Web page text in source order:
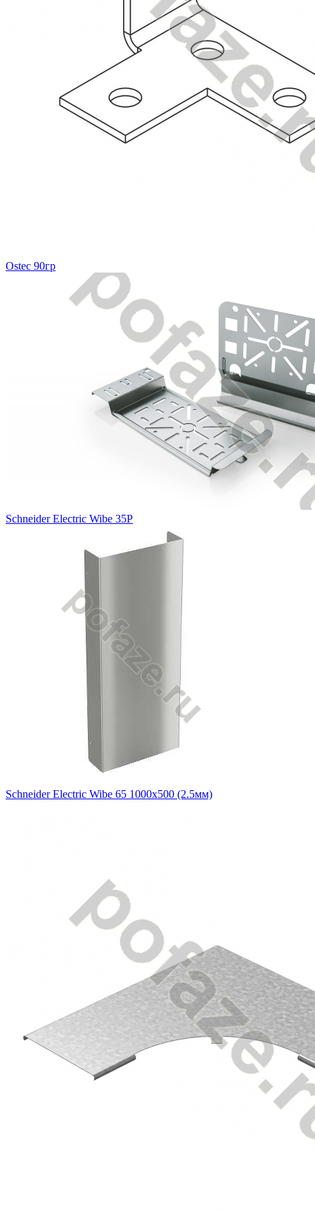
Ostec 90гр
Schneider Electric Wibe 35P
Schneider Electric Wibe 65 1000х500 (2.5мм)